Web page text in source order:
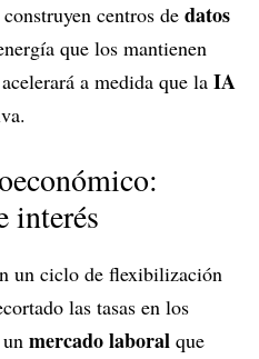
centros de datos
que los mantienen
a medida que la IA
interés
un ciclo de flexibilización
las tasas en los
mercado laboral que